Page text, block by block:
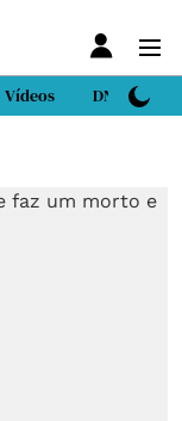
Vídeos DN Sport